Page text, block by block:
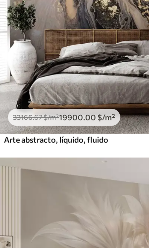
33166.67$/m²19900.00 $/m²
Arte abstracto, líquido, fluido